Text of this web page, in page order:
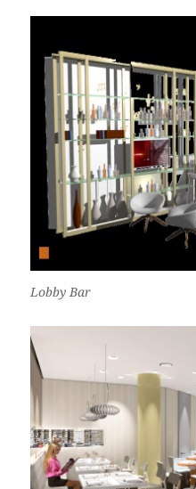
Lobby Bar